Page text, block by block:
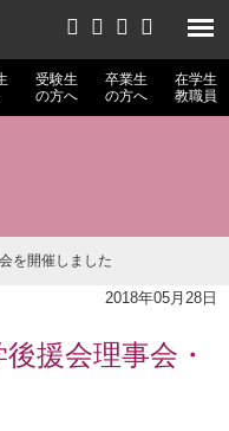
受験生
の方へ
卒業生
の方へ
在学生
教職員
を開催しました
2018年05月28日
援会理事会・